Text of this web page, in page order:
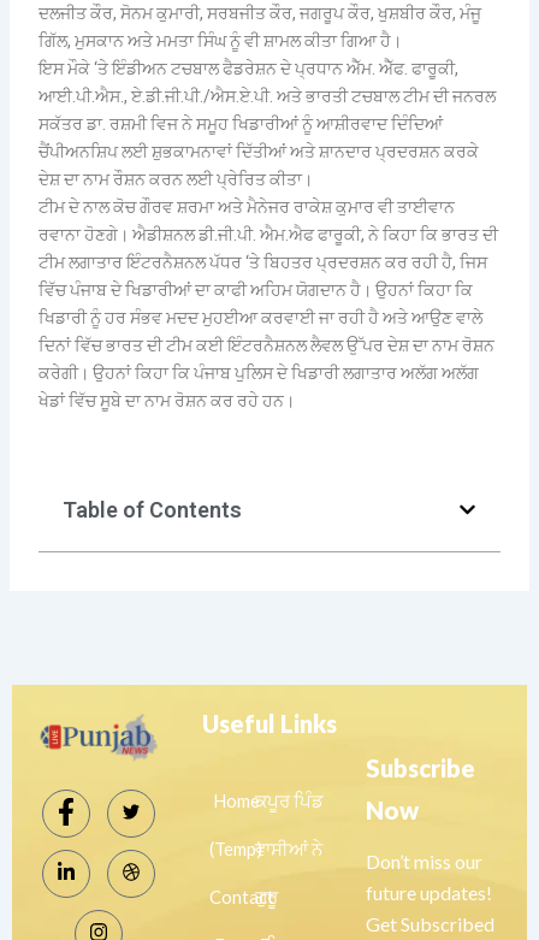
ਦਲਜੀਤ ਕੌਰ, ਸੋਨਮ ਕੁਮਾਰੀ, ਸਰਬਜੀਤ ਕੌਰ, ਜਗਰੂਪ ਕੌਰ, ਖੁਸ਼ਬੀਰ ਕੌਰ, ਮੰਜੂ
ਗਿੱਲ, ਮੁਸਕਾਨ ਅਤੇ ਮਮਤਾ ਸਿੰਘ ਨੂੰ ਵੀ ਸ਼ਾਮਲ ਕੀਤਾ ਗਿਆ ਹੈ।
ਇਸ ਮੌਕੇ ‘ਤੇ ਇੰਡੀਅਨ ਟਚਬਾਲ ਫੈਡਰੇਸ਼ਨ ਦੇ ਪ੍ਰਧਾਨ ਐੱਮ. ਐੱਫ. ਫਾਰੂਕੀ,
ਆਈ.ਪੀ.ਐਸ., ਏ.ਡੀ.ਜੀ.ਪੀ./ਐਸ.ਏ.ਪੀ. ਅਤੇ ਭਾਰਤੀ ਟਚਬਾਲ ਟੀਮ ਦੀ ਜਨਰਲ
ਸਕੱਤਰ ਡਾ. ਰਸ਼ਮੀ ਵਿਜ ਨੇ ਸਮੂਹ ਖਿਡਾਰੀਆਂ ਨੂੰ ਆਸ਼ੀਰਵਾਦ ਦਿੰਦਿਆਂ
ਚੈਂਪੀਅਨਸ਼ਿਪ ਲਈ ਸ਼ੁਭਕਾਮਨਾਵਾਂ ਦਿੱਤੀਆਂ ਅਤੇ ਸ਼ਾਨਦਾਰ ਪ੍ਰਦਰਸ਼ਨ ਕਰਕੇ
ਦੇਸ਼ ਦਾ ਨਾਮ ਰੌਸ਼ਨ ਕਰਨ ਲਈ ਪ੍ਰੇਰਿਤ ਕੀਤਾ।
ਟੀਮ ਦੇ ਨਾਲ ਕੋਚ ਗੌਰਵ ਸ਼ਰਮਾ ਅਤੇ ਮੈਨੇਜਰ ਰਾਕੇਸ਼ ਕੁਮਾਰ ਵੀ ਤਾਈਵਾਨ
ਰਵਾਨਾ ਹੋਣਗੇ। ਐਡੀਸ਼ਨਲ ਡੀ.ਜੀ.ਪੀ. ਐਮ.ਐਫ ਫਾਰੂਕੀ, ਨੇ ਕਿਹਾ ਕਿ ਭਾਰਤ ਦੀ
ਟੀਮ ਲਗਾਤਾਰ ਇੰਟਰਨੈਸ਼ਨਲ ਪੱਧਰ ‘ਤੇ ਬਿਹਤਰ ਪ੍ਰਦਰਸ਼ਨ ਕਰ ਰਹੀ ਹੈ, ਜਿਸ
ਵਿੱਚ ਪੰਜਾਬ ਦੇ ਖਿਡਾਰੀਆਂ ਦਾ ਕਾਫੀ ਅਹਿਮ ਯੋਗਦਾਨ ਹੈ। ਉਹਨਾਂ ਕਿਹਾ ਕਿ
ਖਿਡਾਰੀ ਨੂੰ ਹਰ ਸੰਭਵ ਮਦਦ ਮੁਹਈਆ ਕਰਵਾਈ ਜਾ ਰਹੀ ਹੈ ਅਤੇ ਆਉਣ ਵਾਲੇ
ਦਿਨਾਂ ਵਿੱਚ ਭਾਰਤ ਦੀ ਟੀਮ ਕਈ ਇੰਟਰਨੈਸ਼ਨਲ ਲੈਵਲ ਉੱਪਰ ਦੇਸ਼ ਦਾ ਨਾਮ ਰੋਸ਼ਨ
ਕਰੇਗੀ। ਉਹਨਾਂ ਕਿਹਾ ਕਿ ਪੰਜਾਬ ਪੁਲਿਸ ਦੇ ਖਿਡਾਰੀ ਲਗਾਤਾਰ ਅਲੱਗ ਅਲੱਗ
ਖੇਡਾਂ ਵਿੱਚ ਸੂਬੇ ਦਾ ਨਾਮ ਰੋਸ਼ਨ ਕਰ ਰਹੇ ਹਨ।
Table of Contents
Useful Links
Home
(Temp)
Contact
ਕਪੂਰ ਪਿੰਡ
ਵਾਸੀਆਂ ਨੇ
ਗੁਰੂ
Subscribe
Now
Don’t miss our
future updates!
Get Subscribed